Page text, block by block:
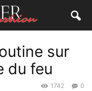
sur
du feu
0
1742